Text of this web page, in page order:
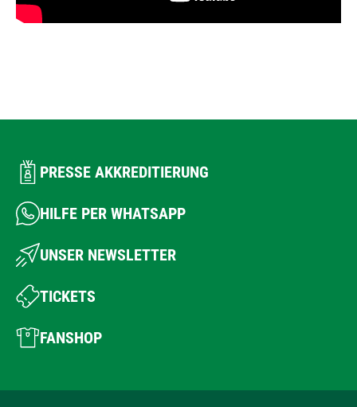
PRESSE AKKREDITIERUNG
HILFE PER WHATSAPP
UNSER NEWSLETTER
TICKETS
FANSHOP